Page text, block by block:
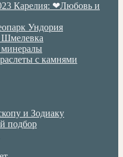
Карелия: ❤Любовь и
Ундория
Шмелевка
с камнями
и Зодиаку
подбор